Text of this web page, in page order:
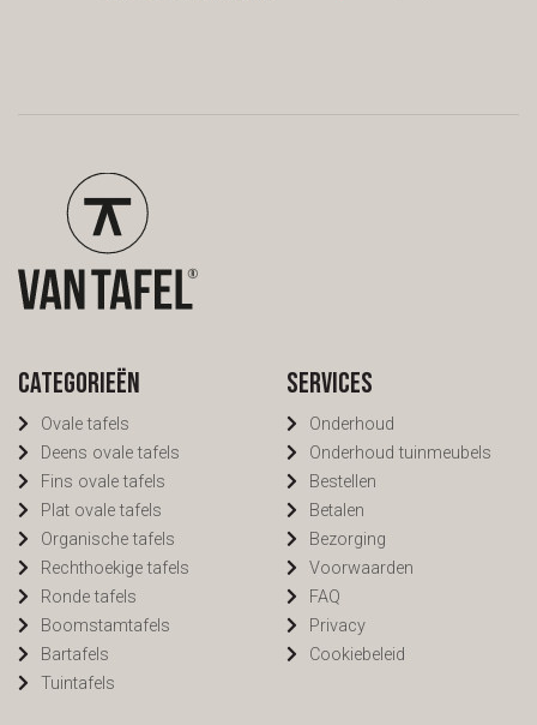
Categorieën
Ovale tafels
Deens ovale tafels
Fins ovale tafels
Plat ovale tafels
Organische tafels
Rechthoekige tafels
Ronde tafels
Boomstamtafels
Bartafels
Tuintafels
Services
Onderhoud
Onderhoud tuinmeubels
Bestellen
Betalen
Bezorging
Voorwaarden
FAQ
Privacy
Cookiebeleid